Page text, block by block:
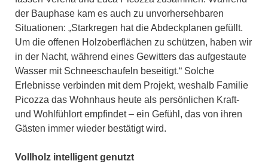
der Bauphase kam es auch zu unvorhersehbaren
Situationen: „Starkregen hat die Abdeckplanen gefüllt.
Um die offenen Holzoberflächen zu schützen, haben wir
in der Nacht, während eines Gewitters das aufgestaute
Wasser mit Schneeschaufeln beseitigt.“ Solche
Erlebnisse verbinden mit dem Projekt, weshalb Familie
Picozza das Wohnhaus heute als persönlichen Kraft-
und Wohlfühlort empfindet – ein Gefühl, das von ihren
Gästen immer wieder bestätigt wird.
Vollholz intelligent genutzt